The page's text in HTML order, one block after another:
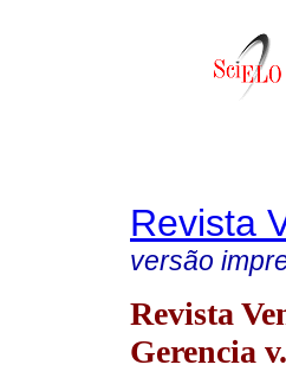
Revista
versão
Revista
Gerencia